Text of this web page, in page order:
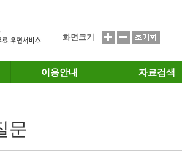
화면크기
이용안내 자료검색
문